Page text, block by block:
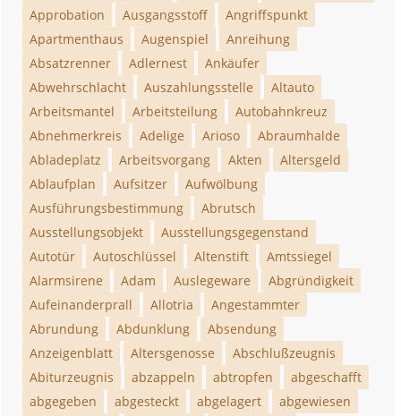
Approbation
Ausgangsstoff
Angriffspunkt
Apartmenthaus
Augenspiel
Anreihung
Absatzrenner
Adlernest
Ankäufer
Abwehrschlacht
Auszahlungsstelle
Altauto
Arbeitsmantel
Arbeitsteilung
Autobahnkreuz
Abnehmerkreis
Adelige Arioso
Abraumhalde
Abladeplatz
Arbeitsvorgang Akten
Altersgeld
Ablaufplan
Aufsitzer
Aufwölbung
Ausführungsbestimmung
Abrutsch
Ausstellungsobjekt
Ausstellungsgegenstand
Autotür
Autoschlüssel Altenstift
Amtssiegel
Alarmsirene
Adam Auslegeware
Abgründigkeit
Aufeinanderprall
Allotria
Angestammter
Abrundung
Abdunklung
Absendung
Anzeigenblatt
Altersgenosse
Abschlußzeugnis
Abiturzeugnis
abzappeln abtropfen
abgeschafft
abgegeben
abgesteckt abgelagert
abgewiesen